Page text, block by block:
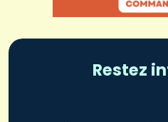
Restez